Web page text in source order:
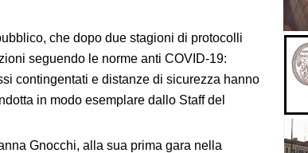
che dopo due stagioni di protocolli
seguendo le norme anti COVID-19:
contingentati e distanze di sicurezza hanno
in modo esemplare dallo Staff del
Gnocchi, alla sua prima gara nella